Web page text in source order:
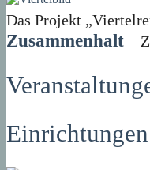
Das Projekt
Zusammenhalt –
Einrichtungen